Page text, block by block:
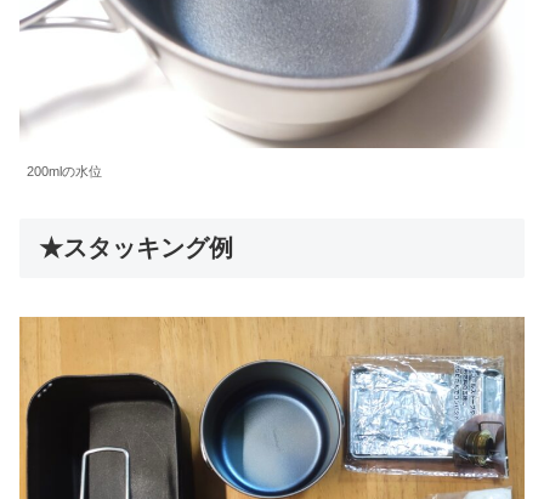
200mlの水位
★スタッキング例